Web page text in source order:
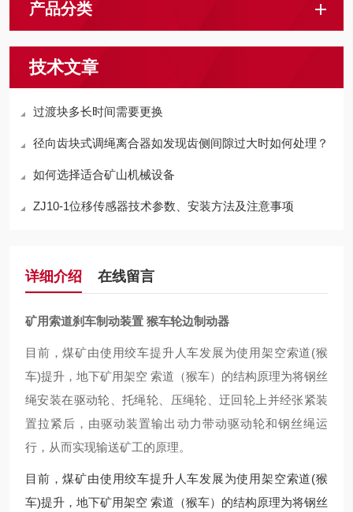
产品分类
技术文章
过渡块多长时间需要更换
径向齿块式调绳离合器如发现齿侧间隙过大时如何处理？
如何选择适合矿山机械设备
ZJ10-1位移传感器技术参数、安装方法及注意事项
详细介绍 在线留言
矿用索道刹车制动装置 猴车轮边制动器
目前，煤矿由使用绞车提升人车发展为使用架空索道(猴
车)提升，地下矿用架空 索道（猴车）的结构原理为将钢丝
绳安装在驱动轮、托绳轮、压绳轮、迂回轮上并经张紧装
置拉紧后，由驱动装置输出动力带动驱动轮和钢丝绳运
行，从而实现输送矿工的原理。
目前，煤矿由使用绞车提升人车发展为使用架空索道(猴
车)提升，地下矿用架空 索道（猴车）的结构原理为将钢丝